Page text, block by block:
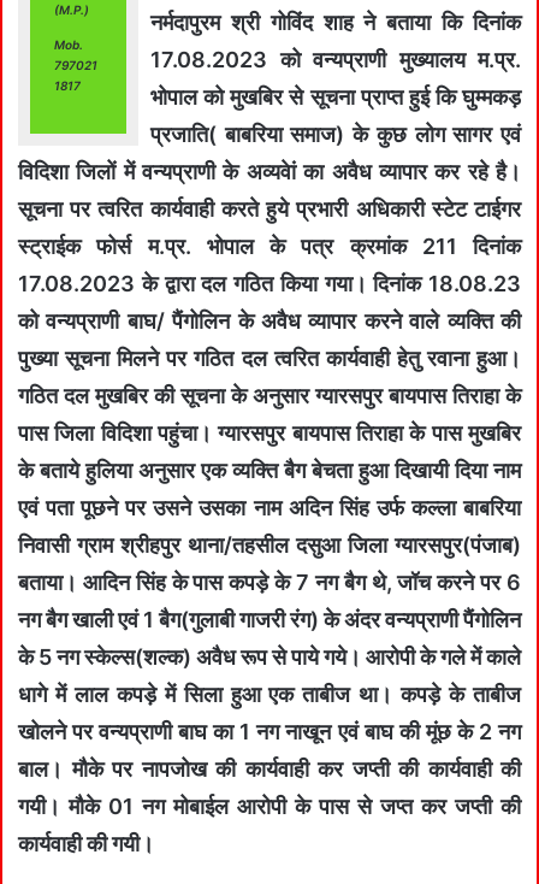
(M.P.)
Mob.
797021
1817
नर्मदापुरम श्री गोविंद शाह ने बताया कि दिनांक
17.08.2023 को वन्‍यप्राणी मुख्‍यालय म.प्र.
भोपाल को मुखबिर से सूचना प्राप्‍त हुई कि घुम्‍मकड़
प्रजाति( बाबरिया समाज) के कुछ लोग सागर एवं
विदिशा जिलों में वन्‍यप्राणी के अव्‍यवेां का अवैध व्‍यापार कर रहे है।
सूचना पर त्‍वरित कार्यवाही करते हुये प्रभारी अधिकारी स्‍टेट टाईगर
स्‍ट्राईक फोर्स म.प्र. भोपाल के पत्र क्रमांक 211 दिनांक
17.08.2023 के द्वारा दल गठित किया गया। दिनांक 18.08.23
को वन्‍यप्राणी बाघ/ पैंगोलिन के अवैध व्‍यापार करने वाले व्‍यक्ति की
पुख्‍या सूचना मिलने पर गठित दल त्‍वरित कार्यवाही हेतु रवाना हुआ।
गठित दल मुखबिर की सूचना के अनुसार ग्‍यारसपुर बायपास तिराहा के
पास जिला विदिशा पहुंचा। ग्‍यारसपुर बायपास तिराहा के पास मुखबिर
के बताये हुलिया अनुसार एक व्‍यक्ति बैग बेचता हुआ दिखायी दिया नाम
एवं पता पूछने पर उसने उसका नाम अदिन सिंह उर्फ कल्‍ला बाबरिया
निवासी ग्राम श्रीहपुर थाना/तहसील दसुआ जिला ग्‍यारसपुर(पंजाब)
बताया। आदिन सिंह के पास कपड़े के 7 नग बैग थे, जॉच करने पर 6
नग बैग खाली एवं 1 बैग(गुलाबी गाजरी रंग) के अंदर वन्‍यप्राणी पैंगोलिन
के 5 नग स्‍केल्‍स(शल्‍क) अवैध रूप से पाये गये। आरोपी के गले में काले
धागे में लाल कपड़े में सिला हुआ एक ताबीज था। कपड़े के ताबीज
खोलने पर वन्‍यप्राणी बाघ का 1 नग नाखून एवं बाघ की मूंछ के 2 नग
बाल। मौके पर नापजोख की कार्यवाही कर जप्‍ती की कार्यवाही की
गयी। मौके 01 नग मोबाईल आरोपी के पास से जप्‍त कर जप्‍ती की
कार्यवाही की गयी।